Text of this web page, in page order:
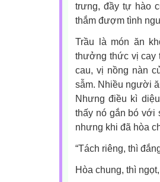
trưng, đầy tự hào
thắm đượm tình
Trầu là món ăn
thưởng thức vị cay
cau, vị nồng nàn
sẫm. Nhiều người
Nhưng điều kì
thấy nó gắn bó với
nhưng khi đã hòa
“Tách riêng, thì
Hòa chung, thì